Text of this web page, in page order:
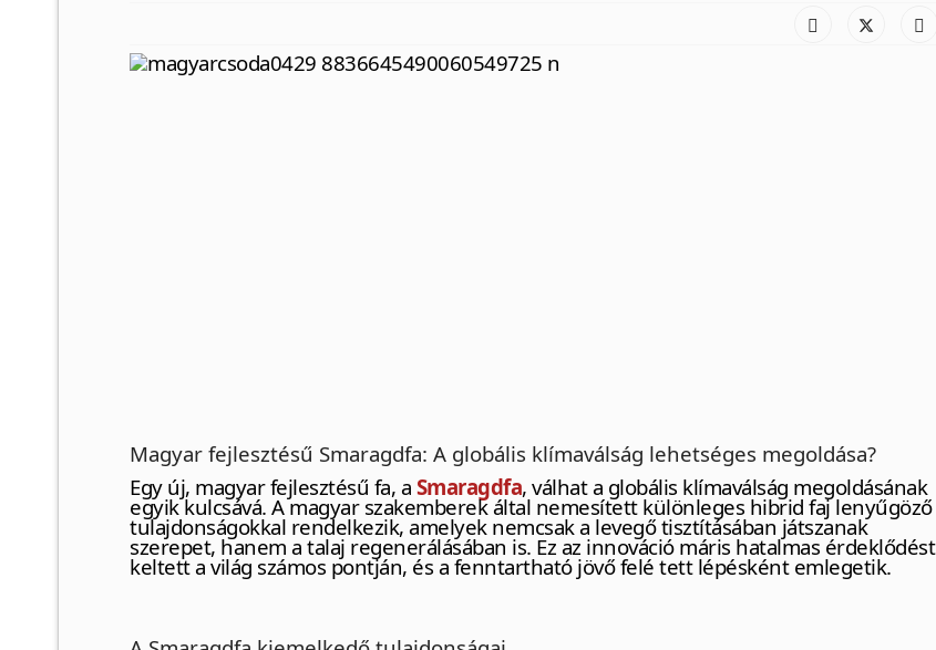
Magyar fejlesztésű Smaragdfa: A globális klímaválság lehetséges megoldása?
Egy új, magyar fejlesztésű fa, a Smaragdfa, válhat a globális klímaválság megoldásának
egyik kulcsává. A magyar szakemberek által nemesített különleges hibrid faj lenyűgöző
tulajdonságokkal rendelkezik, amelyek nemcsak a levegő tisztításában játszanak
szerepet, hanem a talaj regenerálásában is. Ez az innováció máris hatalmas érdeklődést
keltett a világ számos pontján, és a fenntartható jövő felé tett lépésként emlegetik.